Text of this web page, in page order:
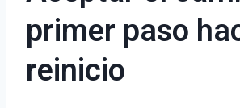
primer paso
reinicio